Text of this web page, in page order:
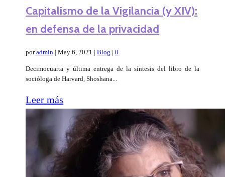
Capitalismo de la Vigilancia (y XIV):
en defensa de la privacidad
poradmin |May 6, 2021 |Blog |0
Decimocuarta y última entrega de la síntesis del libro de la
socióloga de Harvard, Shoshana...
Leer más